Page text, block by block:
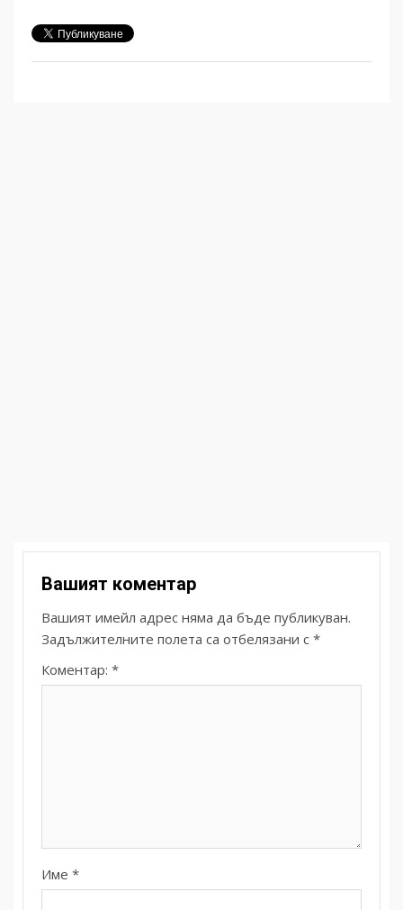
Вашият коментар
Вашият имейл адрес няма да бъде публикуван.
Задължителните полета са отбелязани с *
Коментар: *
Име *